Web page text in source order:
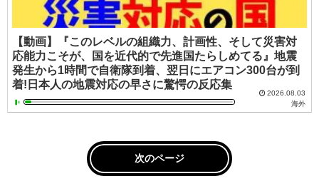
【動画】『このレベルの組織力、計画性、そして災害対
応能力こそが、国を近代的で先進国たらしめてる』地震
発生から1時間で自衛隊到着、翌日にエアコン300台が到
着!日本人の地震対応の早さに驚愕の反応集
2026.08.03
海外
次のページ